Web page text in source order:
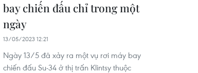
bay chiến đấu chỉ trong một
ngày
13/05/2023 12:21
Ngày 13/5 đã xảy ra một vụ rơi máy bay
chiến đấu Su-34 ở thị trấn Klintsy thuộc